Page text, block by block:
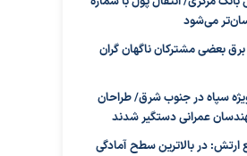
می‌شود
بعضی مشترکان ناگهان گران
سپاه در جنوب شرق/ طراحان
عمرانی دستگیر شدند
ارتش: در بالاترین سطح آمادگی